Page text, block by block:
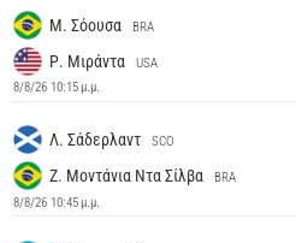
Μ. Σόουσα BRA
Ρ. Μιράντα
USA
8/8/26 10:15 μ.μ.
Λ. Σάδερλαντ SCO
Ζ. Μοντάνια Ντα Σίλβα
BRA
8/8/26 10:45 μ.μ.